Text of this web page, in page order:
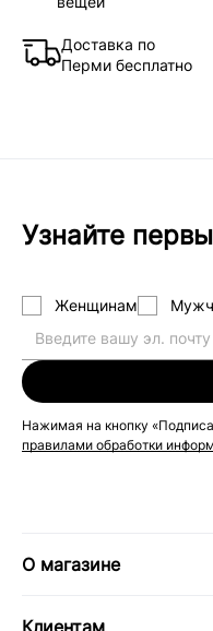
Доставка по
Перми бесплатно
Узнайте
Женщинам
Нажимая на кнопку
правилами обработки
О магазине